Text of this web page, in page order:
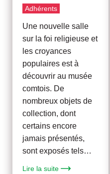
Adhérents
Une nouvelle salle
sur la foi religieuse et
les croyances
populaires est à
découvrir au musée
comtois. De
nombreux objets de
collection, dont
certains encore
jamais présentés,
sont exposés tels…
Lire la suite